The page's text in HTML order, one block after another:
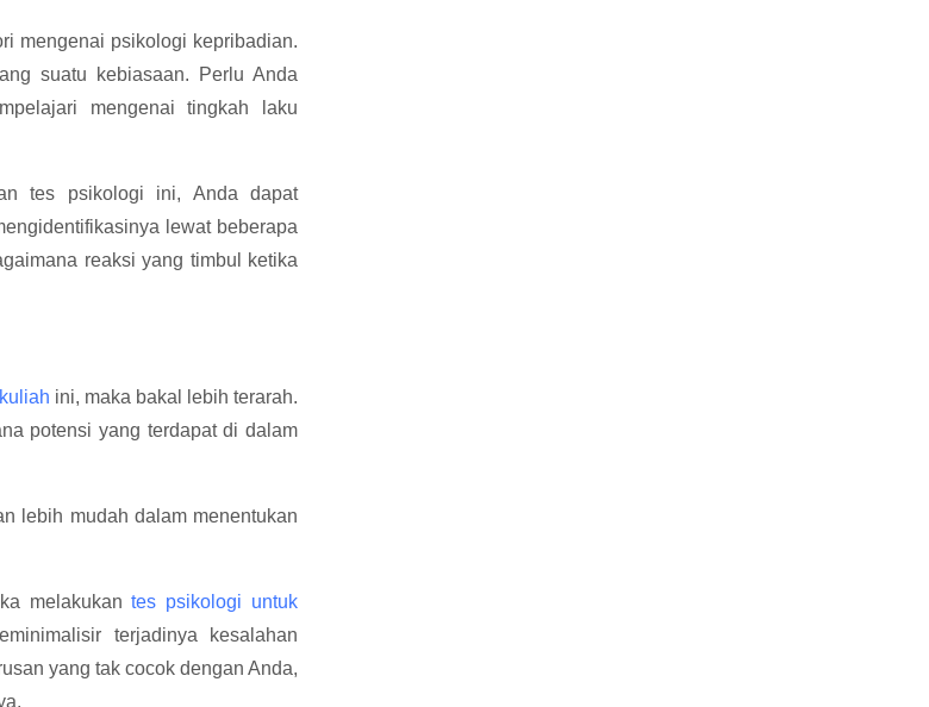
mengenai psikologi kepribadian.
suatu kebiasaan. Perlu Anda
mengenai tingkah laku
tes psikologi ini, Anda dapat
lewat beberapa
reaksi yang timbul ketika
ini, maka bakal lebih terarah.
potensi yang terdapat di dalam
lebih mudah dalam menentukan
melakukantes psikologi untuk
terjadinya kesalahan
yang tak cocok dengan Anda,